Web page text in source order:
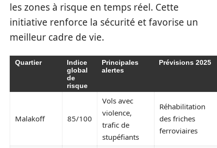
les zones à risque en temps réel. Cette
initiative renforce la sécurité et favorise un
meilleur cadre de vie.
Quartier
Indice
global
de
risque
Principales
alertes
Prévisions 2025
Malakoff 85/100
Vols avec
violence,
trafic de
stupéfiants
Réhabilitation
des friches
ferroviaires